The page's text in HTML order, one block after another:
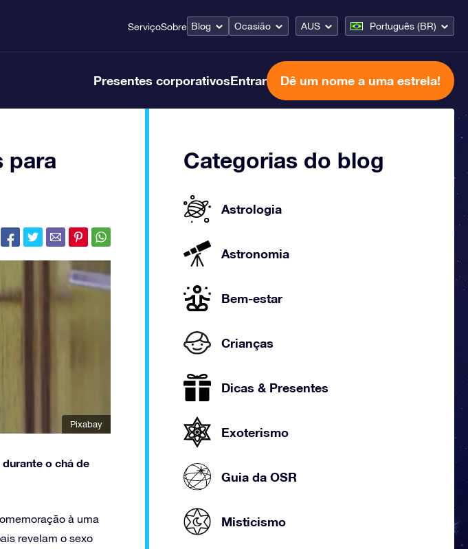
ServiçoSobre Blog Ocasião AUS Português (BR)
Presentes corporativosEntrar Dê um nome a uma estrela!
para
Pixabay
o chá de
à uma
revelam o sexo
Categorias do blog
Astrologia
Astronomia
Bem-estar
Crianças
Dicas & Presentes
Exoterismo
Guia da OSR
Misticismo